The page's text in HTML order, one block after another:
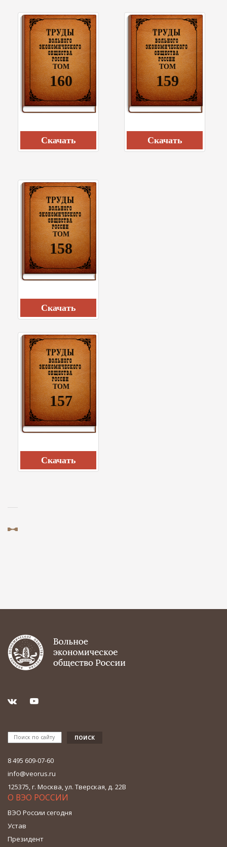
ТОМ
160
Cкачать
ТОМ
159
Cкачать
ТОМ
158
Cкачать
ТОМ
157
Cкачать
8 495 609-07-60
info@veorus.ru
125375, г. Москва, ул. Тверская, д. 22В
О ВЭО РОССИИ
ВЭО России сегодня
Устав
Президент